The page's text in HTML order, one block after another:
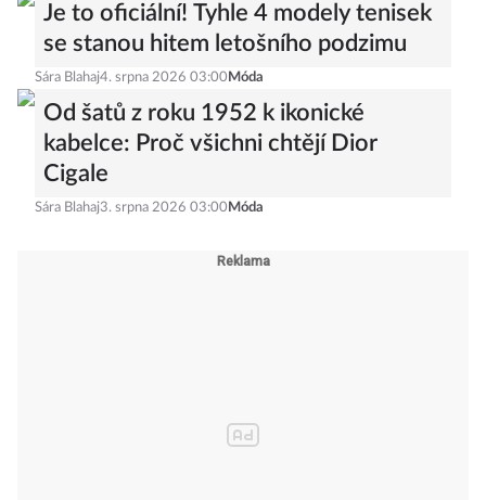
Je to oficiální! Tyhle 4 modely tenisek
se stanou hitem letošního podzimu
Sára Blahaj4. srpna 2026 03:00 Móda
Od šatů z roku 1952 k ikonické
kabelce: Proč všichni chtějí Dior
Cigale
Sára Blahaj3. srpna 2026 03:00 Móda